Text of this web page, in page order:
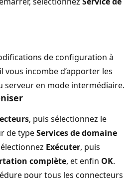
de configuration à
incombe d’apporter les
serveur en mode intermédiaire.
, puis sélectionnez le
de typeServices de domaine
Exécuter, puis
complète, et enfin OK.
pour tous les connecteurs